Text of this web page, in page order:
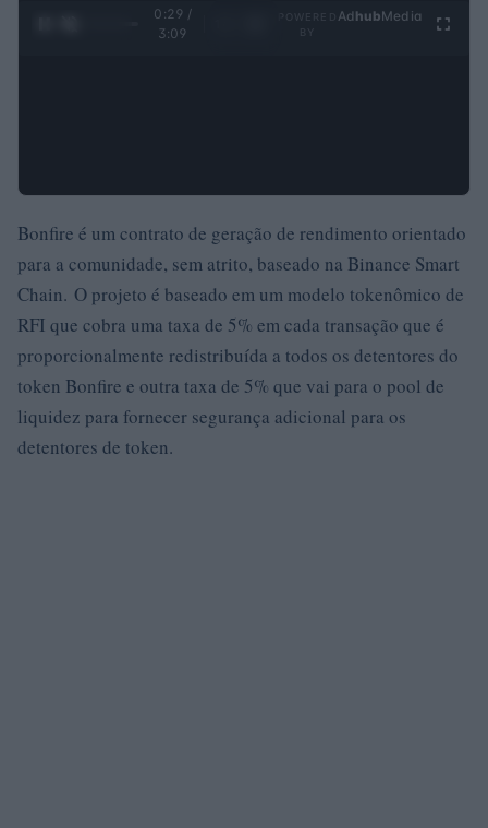
0:30 /
3:09
Ad hubMedia
Bonfire é um contrato de geração de rendimento orientado
para a comunidade, sem atrito, baseado na Binance Smart
Chain. O projeto é baseado em um modelo tokenômico de
RFI que cobra uma taxa de 5% em cada transação que é
proporcionalmente redistribuída a todos os detentores do
token Bonfire e outra taxa de 5% que vai para o pool de
liquidez para fornecer segurança adicional para os
detentores de token.